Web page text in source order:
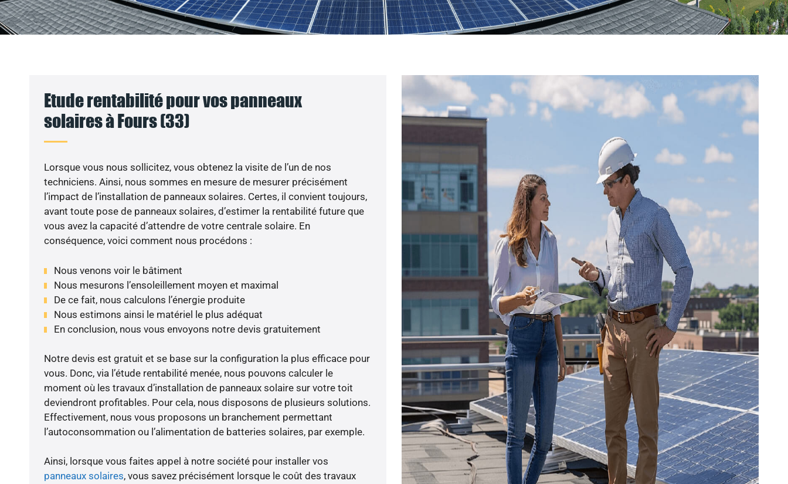
Etude rentabilité pour vos panneaux
solaires à Fours (33)
Lorsque vous nous sollicitez, vous obtenez la visite de l’un de nos
techniciens. Ainsi, nous sommes en mesure de mesurer précisément
l’impact de l’installation de panneaux solaires. Certes, il convient toujours,
avant toute pose de panneaux solaires, d’estimer la rentabilité future que
vous avez la capacité d’attendre de votre centrale solaire. En
conséquence, voici comment nous procédons :
Nous venons voir le bâtiment
Nous mesurons l’ensoleillement moyen et maximal
De ce fait, nous calculons l’énergie produite
Nous estimons ainsi le matériel le plus adéquat
En conclusion, nous vous envoyons notre devis gratuitement
Notre devis est gratuit et se base sur la configuration la plus efficace pour
vous. Donc, via l’étude rentabilité menée, nous pouvons calculer le
moment où les travaux d’installation de panneaux solaire sur votre toit
deviendront profitables. Pour cela, nous disposons de plusieurs solutions.
Effectivement, nous vous proposons un branchement permettant
l’autoconsommation ou l’alimentation de batteries solaires, par exemple.
Ainsi, lorsque vous faites appel à notre société pour installer vos
panneaux solaires, vous savez précisément lorsque le coût des travaux